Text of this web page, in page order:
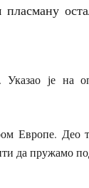
. Указао је на
Европе. Део
да пружамо